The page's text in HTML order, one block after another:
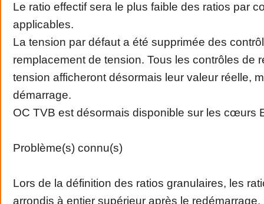
Le ratio effectif sera le plus faible des ratios par
applicables.
La tension par défaut a été supprimée des
remplacement de tension. Tous les contrôles de
tension afficheront désormais leur valeur réelle,
démarrage.
OC TVB est désormais disponible sur les cœurs
Problème(s) connu(s)
Lors de la définition des ratios granulaires, les
arrondis à entier supérieur après le